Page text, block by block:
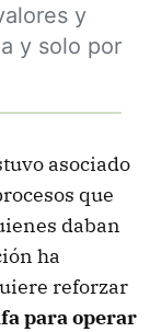
y
y solo por
asociado
que
daban
ha
reforzar
para operar